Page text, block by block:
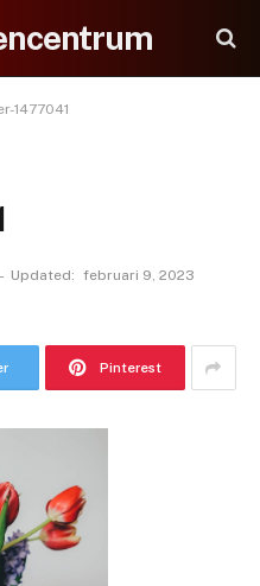
1477041
Updated: februari 9, 2023
Pinterest